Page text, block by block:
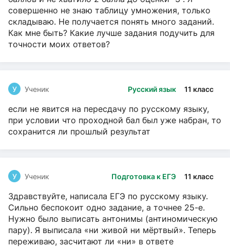
совершенно не знаю таблицу умножения, только
складываю. Не получается понять много заданий.
Как мне быть? Какие лучше задания подучить для
точности моих ответов?
Русский язык 11 класс
У Ученик
если не явится на пересдачу по русскому языку,
при условии что проходной бал был уже набран, то
сохранится ли прошлый результат
Подготовка к ЕГЭ 11 класс
У Ученик
Здравствуйте, написала ЕГЭ по русскому языку.
Сильно беспокоит одно задание, а точнее 25-е.
Нужно было выписать антонимы (антиномическую
пару). Я выписала «ни живой ни мёртвый». Теперь
переживаю, засчитают ли «ни» в ответе